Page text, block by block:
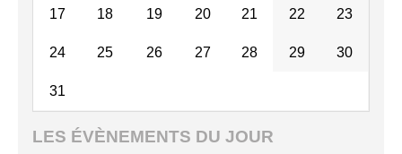
17 18 19 20 21 22 23
24 25 26 27 28 29 30
31
LES ÉVÈNEMENTS DU JOUR